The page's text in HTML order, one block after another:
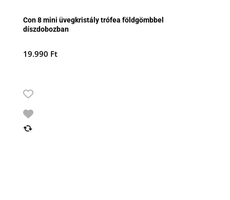
Con 8 mini üvegkristály trófea földgömbbel
díszdobozban
19.990 Ft